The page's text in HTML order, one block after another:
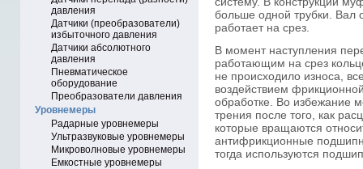
давления
Датчики (преобразователи)
избыточного давления
Датчики абсолютного
давления
Пневматическое
оборудование
Преобразователи давления
Уровнемеры
Радарные уровнемеры
Ультразвуковые уровнемеры
Микроволновые уровнемеры
Емкостные уровнемеры
больше одной трубки. Вал
работает на срез.
В момент наступления
работающим на срез
не происходило износа,
воздействием
обработке. Во избежание
трения после того, как
которые вращаются
антифрикционные
тогда используются